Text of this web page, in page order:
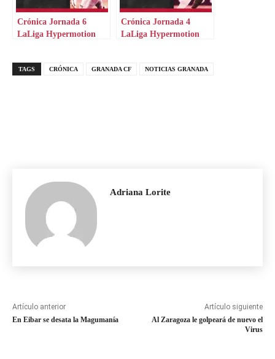
Crónica Jornada 6
LaLiga Hypermotion
Crónica Jornada 4
LaLiga Hypermotion
TAGS CRÓNICA GRANADA CF NOTICIAS GRANADA
Adriana Lorite
Artículo anterior
En Eibar se desata la Magumanía
Artículo siguiente
Al Zaragoza le golpeará de nuevo el
Virus